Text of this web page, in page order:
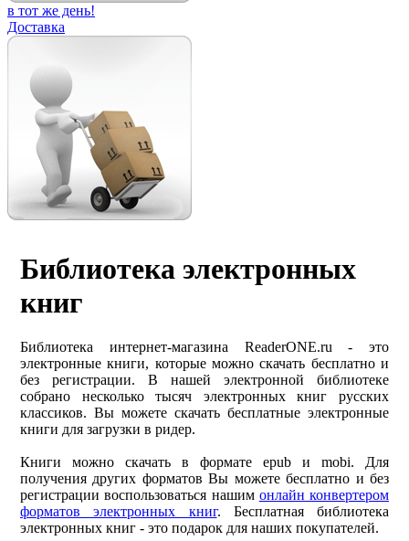
в тот же день!
Доставка
Библиотека электронных
книг
Библиотека интернет-магазина ReaderONE.ru - это
электронные книги, которые можно скачать бесплатно и
без регистрации. В нашей электронной библиотеке
собрано несколько тысяч электронных книг русских
классиков. Вы можете скачать бесплатные электронные
книги для загрузки в ридер.
Книги можно скачать в формате epub и mobi. Для
получения других форматов Вы можете бесплатно и без
регистрации воспользоваться нашим онлайн конвертером
форматов электронных книг. Бесплатная библиотека
электронных книг - это подарок для наших покупателей.